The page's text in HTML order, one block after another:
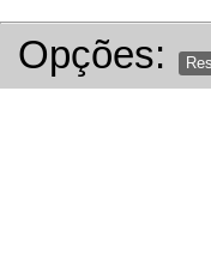
Opções: